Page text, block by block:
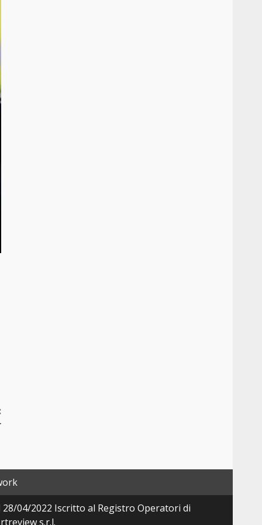
04/2022 Iscritto al Registro Operatori di
s.r.l.